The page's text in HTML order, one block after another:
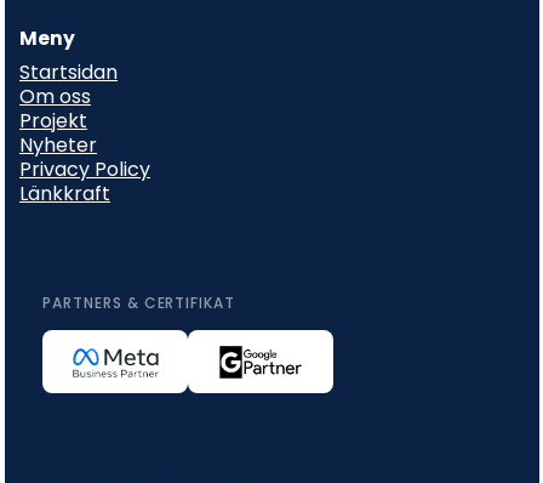
Meny
Startsidan
Om oss
Projekt
Nyheter
Privacy Policy
Länkkraft
PARTNERS & CERTIFIKAT